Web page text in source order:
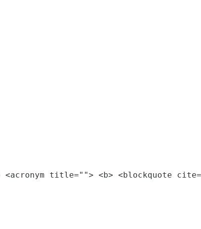
title=""> <b> <blockquote